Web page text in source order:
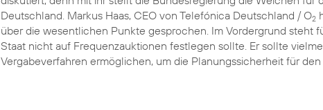
Deutschland. Markus Haas, CEO von Telefónica Deutschland / O2
über die wesentlichen Punkte gesprochen. Im Vordergrund steht
Staat nicht auf Frequenzauktionen festlegen sollte. Er sollte
Vergabeverfahren ermöglichen, um die Planungssicherheit für